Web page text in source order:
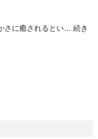
さに癒されるとい… 続き